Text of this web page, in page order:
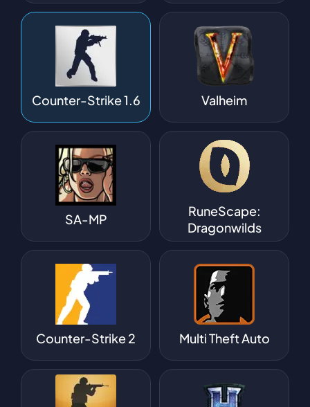
Counter-Strike 1.6 Valheim
SA-MP
RuneScape:
Dragonwilds
Counter-Strike 2 Multi Theft Auto